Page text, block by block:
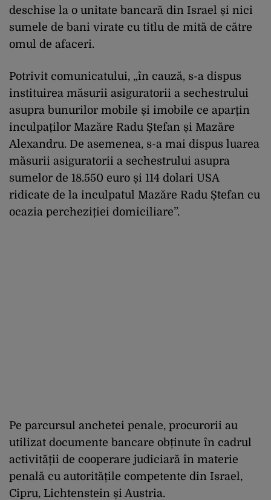
deschise la o unitate bancară din Israel și nici
sumele de bani virate cu titlu de mită de către
omul de afaceri.
Potrivit comunicatului, „în cauză, s-a dispus
instituirea măsurii asiguratorii a sechestrului
asupra bunurilor mobile și imobile ce aparțin
inculpaților Mazăre Radu Ștefan și Mazăre
Alexandru. De asemenea, s-a mai dispus luarea
măsurii asiguratorii a sechestrului asupra
sumelor de 18.550 euro și 114 dolari USA
ridicate de la inculpatul Mazăre Radu Ștefan cu
ocazia percheziției domiciliare”.
Pe parcursul anchetei penale, procurorii au
utilizat documente bancare obținute în cadrul
activității de cooperare judiciară în materie
penală cu autoritățile competente din Israel,
Cipru, Lichtenstein și Austria.